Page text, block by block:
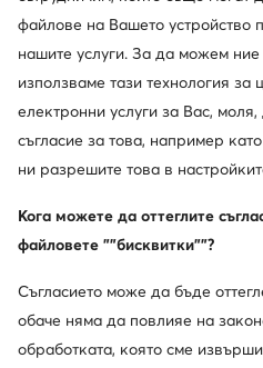
adidas
Туристически · Terrex Anylander Rain.Rdy JR6597 · Сив
файлове на Вашето устройство
нашите услуги. За да можем
използваме тази технология за
електронни услуги за Вас,
съгласие за това, например
ни разрешите това в
Кога можете да оттеглите
файловете ""бисквитки""?
Съгласието може да бъде
обаче няма да повлияе на
обработката, която сме